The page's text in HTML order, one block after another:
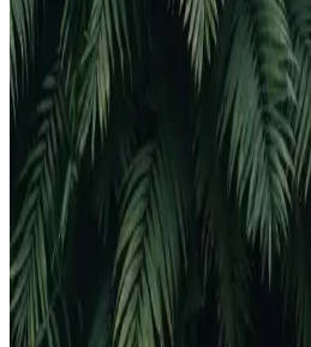
En Uygun Yazıcı Modeli
Özellikler ve Kullanım
Yazıcı seçerken kullanım alanına
maliyetleri düşürmek ve verimliliği
rehberde, farklı yazıcı türleri ve
detaylandırılıyor.
Canon Yazıcı Seçerken
ve En Uygun Modeller
Canon yazıcılar arasından ev ve ofis
seçmek için kullanım amacı, teknik
önünde bulundurun.